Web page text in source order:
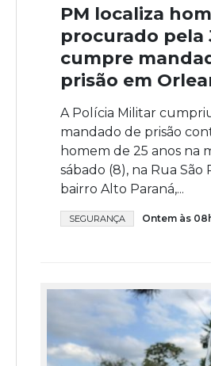
PM localiza
procurado pela
cumpre
prisão em
A Polícia Militar
mandado de prisão
homem de 25 anos na
sábado (8), na Rua São
bairro Alto Paraná,...
SEGURANÇA Ontem às